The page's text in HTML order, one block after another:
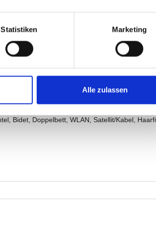
Statistiken Marketing
Alle zulassen